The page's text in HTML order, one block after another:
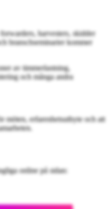
harvesters, skidder
branschseminarier kommer
av timmerlastning,
och många andra
möten, erfarenhetsutbyte och att
online på sidan: